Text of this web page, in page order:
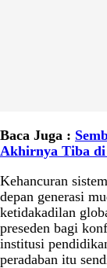
Baca Juga :
Akhirnya Tiba di
Kehancuran
depan generasi
ketidakadilan
preseden bagi
institusi
peradaban itu